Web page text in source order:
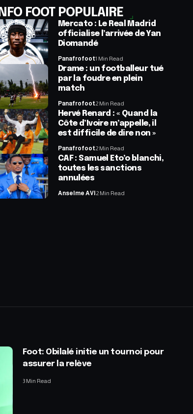
INFO FOOT POPULAIRE
Mercato : Le Real Madrid
officialise l’arrivée de Yan
Diomandé
Panafrofoot1 Min Read
Drame : un footballeur tué
par la foudre en plein
match
Panafrofoot2 Min Read
Hervé Renard : « Quand la
Côte d’Ivoire m’appelle, il
est difficile de dire non »
Panafrofoot2 Min Read
CAF : Samuel Eto’o blanchi,
toutes les sanctions
annulées
Anselme AVI 2 Min Read
Foot: Obilalé initie un tournoi pour
assurer la relève
3 Min Read